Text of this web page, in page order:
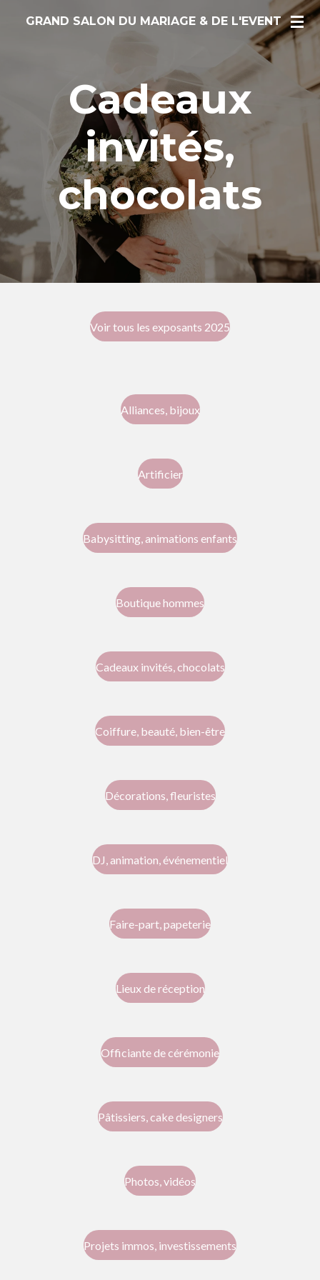
PasserGRAND SALON DU MARIAGE & DE L'EVENT
Cadeaux
invités,
chocolats
Voir tous les exposants 2025
Alliances, bijoux
Artificier
Babysitting, animations enfants
Boutique hommes
Cadeaux invités, chocolats
Coiffure, beauté, bien-être
Décorations, fleuristes
DJ, animation, événementiel
Faire-part, papeterie
Lieux de réception
Officiante de cérémonie
Pâtissiers, cake designers
Photos, vidéos
Projets immos, investissements